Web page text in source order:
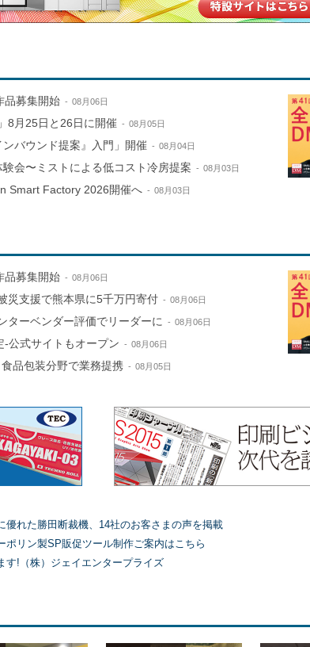
品募集開始 08月06日
8月25日と26日に開催 08月05日
バウンド提案』入門」開催 08月04日
会〜ミストによる低コスト冷房提案 08月03日
Smart Factory 2026開催へ 08月03日
品募集開始 08月06日
災支援で熊本県に5千万円寄付 08月06日
ターベンダー評価でリーダーに 08月06日
公式サイトもオープン 08月06日
品包装分野で業務提携 08月05日
優れた勝田断裁機、14社のお客さまの声を掲載
ポリン製SP販促ツール制作ご案内はこちら
す!（株）ジェイエンタープライズ